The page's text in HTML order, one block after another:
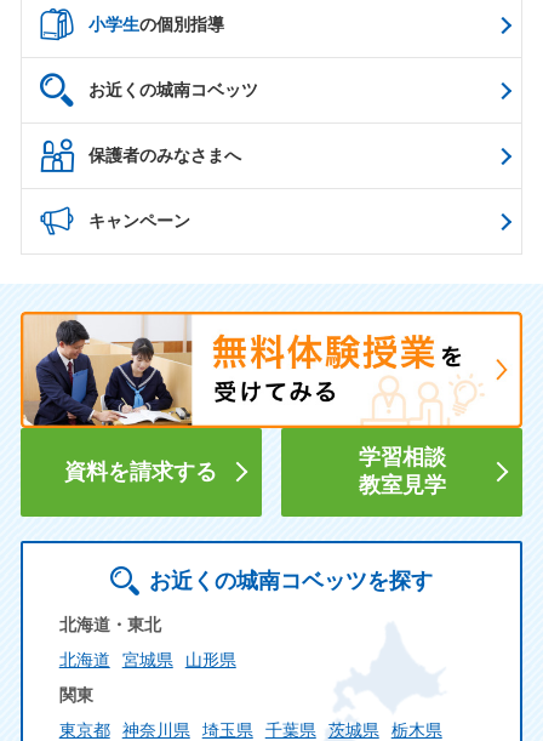
小学生の個別指導
お近くの城南コベッツ
保護者のみなさまへ
キャンペーン
資料を請求する
学習相談
教室見学
お近くの城南コベッツを探す
北海道・東北
北海道
宮城県
山形県
関東
東京都
神奈川県 埼玉県 千葉県 茨城県
栃木県